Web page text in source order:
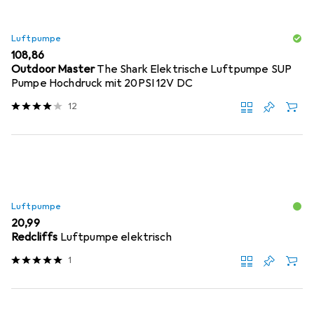
Luftpumpe
EUR
108,86
Outdoor MasterThe Shark Elektrische Luftpumpe SUP
Pumpe Hochdruck mit 20PSI 12V DC
12
Luftpumpe
EUR
20,99
Redcliffs Luftpumpe elektrisch
1